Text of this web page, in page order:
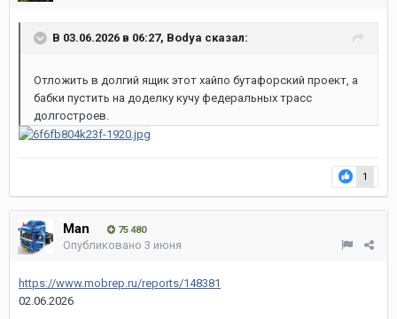
В 03.06.2026 в 06:27, Bodya сказал:
Отложить в долгий ящик этот хайпо бутафорский проект, а
бабки пустить на доделку кучу федеральных трасс
долгостроев.
1
Man 75 480
Опубликовано 3 июня
https://www.mobrep.ru/reports/148381
02.06.2026